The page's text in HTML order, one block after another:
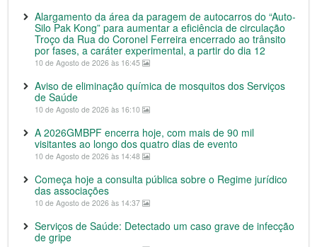
Alargamento da área da paragem de autocarros do “Auto-
Silo Pak Kong” para aumentar a eficiência de circulação
Troço da Rua do Coronel Ferreira encerrado ao trânsito
por fases, a caráter experimental, a partir do dia 12
10 de Agosto de 2026 às 16:45
Aviso de eliminação química de mosquitos dos Serviços
de Saúde
10 de Agosto de 2026 às 16:10
A 2026GMBPF encerra hoje, com mais de 90 mil
visitantes ao longo dos quatro dias de evento
10 de Agosto de 2026 às 14:48
Começa hoje a consulta pública sobre o Regime jurídico
das associações
10 de Agosto de 2026 às 14:37
Serviços de Saúde: Detectado um caso grave de infecção
de gripe